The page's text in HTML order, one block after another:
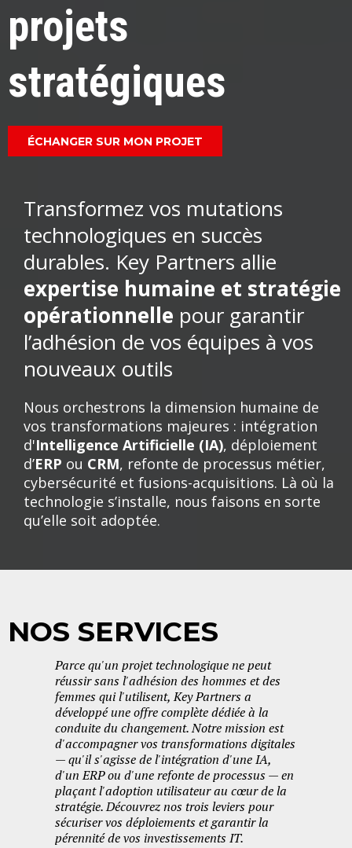
projets
stratégiques
ÉCHANGER SUR MON PROJET
Transformez vos mutations
technologiques en succès
durables. Key Partners allie
expertise humaine et stratégie
opérationnelle pour garantir
l’adhésion de vos équipes à vos
nouveaux outils
Nous orchestrons la dimension humaine de
vos transformations majeures : intégration
d'Intelligence Artificielle (IA), déploiement
d’ERP ou CRM, refonte de processus métier,
cybersécurité et fusions-acquisitions. Là où la
technologie s’installe, nous faisons en sorte
qu’elle soit adoptée.
NOS SERVICES
Parce qu'un projet technologique ne peut
réussir sans l'adhésion des hommes et des
femmes qui l'utilisent, Key Partners a
développé une offre complète dédiée à la
conduite du changement. Notre mission est
d'accompagner vos transformations digitales
— qu'il s'agisse de l'intégration d'une IA,
d'un ERP ou d'une refonte de processus — en
plaçant l'adoption utilisateur au cœur de la
stratégie. Découvrez nos trois leviers pour
sécuriser vos déploiements et garantir la
pérennité de vos investissements IT.